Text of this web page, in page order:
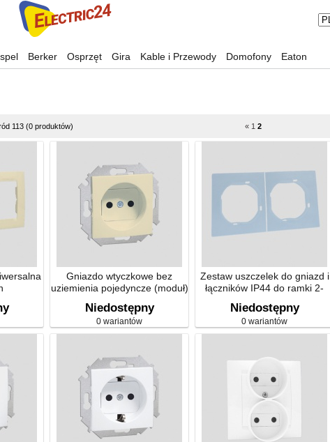
Berker Osprzęt Gira Kable i Przewody Domofony Eaton
113 (0 produktów) « 1 2
Gniazdo wtyczkowe bez
uziemienia pojedyncze (moduł)
Niedostępny
0 wariantów
Zestaw uszczelek do gniazd i
łączników IP44 do ramki 2-
Niedostępny
0 wariantów